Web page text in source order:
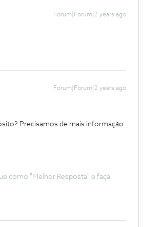
Forum|Forum|2 years ago
Forum|Forum|2 years ago
Precisamos de mais informação
como "Melhor Resposta" e faça